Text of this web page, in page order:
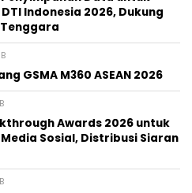
Indonesia 2026, Dukung
GSMA M360 ASEAN 2026
Awards 2026 untuk
Sosial, Distribusi Siaran